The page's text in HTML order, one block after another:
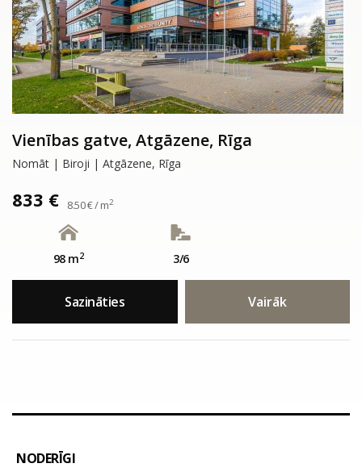
Vienības gatve, Atgāzene, Rīga
Nomāt | Biroji | Atgāzene, Rīga
833 € 8.50 € / m2
98 m2 3/6
Sazināties Vairāk
NODERĪGI